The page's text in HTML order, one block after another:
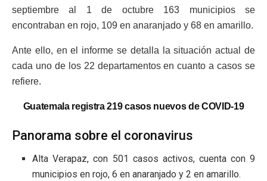
septiembre al 1 de octubre 163 municipios se
encontraban en rojo, 109 en anaranjado y 68 en amarillo.
Ante ello, en el informe se detalla la situación actual de
cada uno de los 22 departamentos en cuanto a casos se
refiere.
Guatemala registra 219 casos nuevos de COVID-19
Panorama sobre el coronavirus
Alta Verapaz, con 501 casos activos, cuenta con 9
municipios en rojo, 6 en anaranjado y 2 en amarillo.